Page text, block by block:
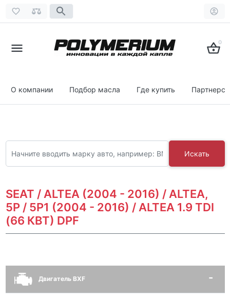
0
О компании Подбор масла Где купить
Искать
SEAT / ALTEA (2004 - 2016) / ALTEA,
5P / 5P1 (2004 - 2016) / ALTEA 1.9 TDI
(66 КВТ) DPF
Двигатель BXF